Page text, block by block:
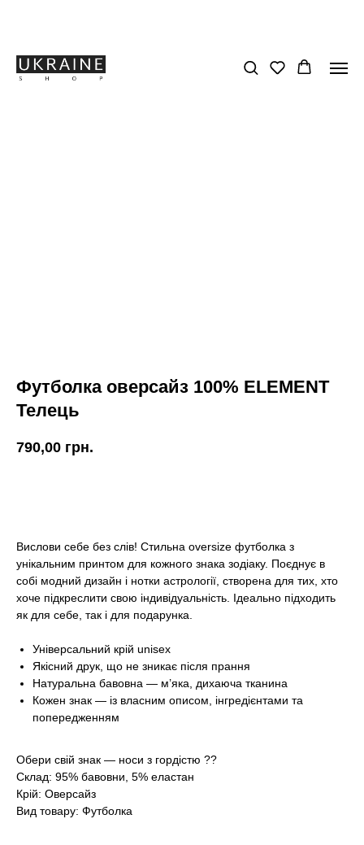
Футболка оверсайз 100% ELEMENT
Телець
790,00 грн.
Вислови себе без слів! Стильна oversize футболка з
унікальним принтом для кожного знака зодіаку. Поєднує в
собі модний дизайн і нотки астрології, створена для тих, хто
хоче підкреслити свою індивідуальність. Ідеально підходить
як для себе, так і для подарунка.
Універсальний крій unisex
Якісний друк, що не зникає після прання
Натуральна бавовна — м’яка, дихаюча тканина
Кожен знак — із власним описом, інгредієнтами та
попередженням
Обери свій знак — носи з гордістю ??
Склад: 95% бавовни, 5% еластан
Крій: Оверсайз
Вид товару: Футболка